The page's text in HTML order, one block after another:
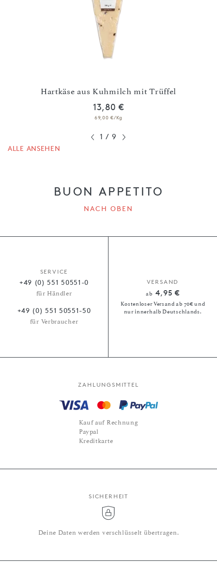
Hartkäse aus Kuhmilch mit Trüffel
13,80 €
69,00 €/Kg
1 / 9
ALLE ANSEHEN
BUON APPETITO
NACH OBEN
SERVICE
+49 (0) 551 50551-0
für Händler
+49 (0) 551 50551-50
für Verbraucher
VERSAND
ab 4,95 €
Kostenloser Versand ab 70€ und
nur innerhalb Deutschlands.
ZAHLUNGSMITTEL
Kauf auf Rechnung
Paypal
Kreditkarte
SICHERHEIT
Deine Daten werden verschlüsselt übertragen.